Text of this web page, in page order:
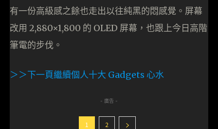
有一份高級感之餘也走出以往純黑的悶感覺。屏幕
改用 2,880×1,800 的 OLED 屏幕，也跟上今日高階
筆電的步伐。
＞＞下一頁繼續個人十大 Gadgets 心水
- 廣告 -
1 2